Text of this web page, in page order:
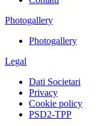
Photogallery
Photogallery
Legal
Dati Societari
Privacy
Cookie policy
PSD2-TPP